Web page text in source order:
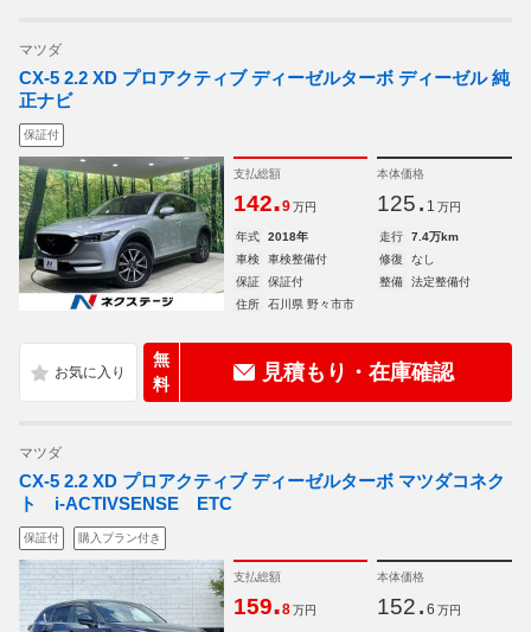
マツダ
CX-5 2.2 XD プロアクティブ ディーゼルターボ ディーゼル 純
正ナビ
保証付
支払総額
142.9 万円
本体価格
125. 1 万円
年式 2018年 走行
7.4万km
車検
車検整備付 修復
なし
保証
保証付 整備
法定整備付
住所
石川県 野々市市
無
料
見積もり・在庫確認
マツダ
CX-5 2.2 XD プロアクティブ ディーゼルターボ マツダコネク
ト i‐ACTIVSENSE ETC
保証付 購入プラン付き
支払総額
159.8 万円
本体価格
152. 6 万円